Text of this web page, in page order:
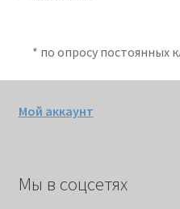
* по опросу постоянных
Мой аккаунт
Мы в соцсетях